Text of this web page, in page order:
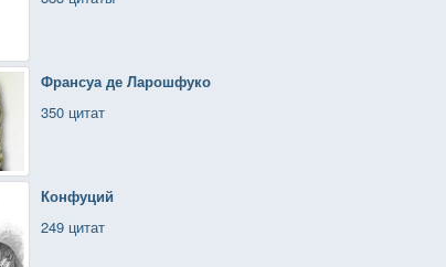
Франсуа де Ларошфуко
350 цитат
Конфуций
249 цитат